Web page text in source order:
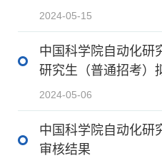
2024-05-15
中国科学院自动化研
研究生（普通招考）
2024-05-06
中国科学院自动化研
审核结果